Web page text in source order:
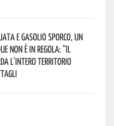
e gasolio sporco, un
non è in regola: “il
l’intero territorio